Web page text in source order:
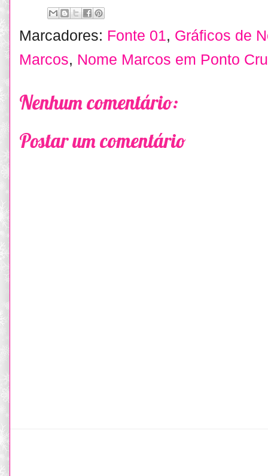
Marcadores: Fonte 01, Gráficos de
Marcos, Nome Marcos em Ponto
Nenhum comentário:
Postar um comentário